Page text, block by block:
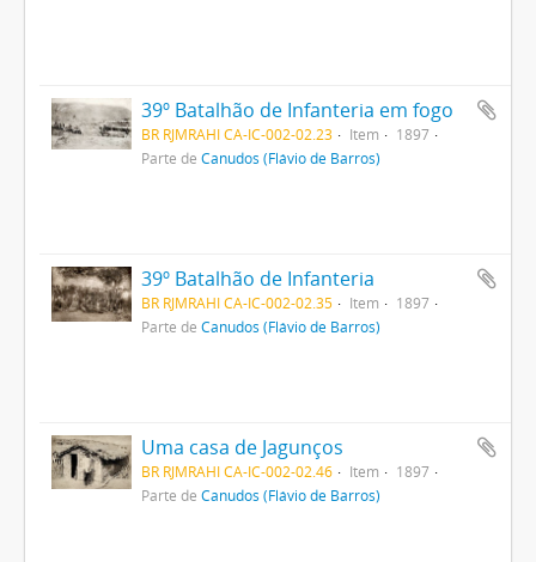
39º Batalhão de Infanteria em fogo
BR RJMRAHI CA-IC-002-02.23 Item
1897
Parte de Canudos (Flávio de Barros)
39º Batalhão de Infanteria
BR RJMRAHI CA-IC-002-02.35 Item
1897
Parte de Canudos (Flávio de Barros)
Uma casa de Jagunços
BR RJMRAHI CA-IC-002-02.46 Item
1897
Parte de Canudos (Flávio de Barros)